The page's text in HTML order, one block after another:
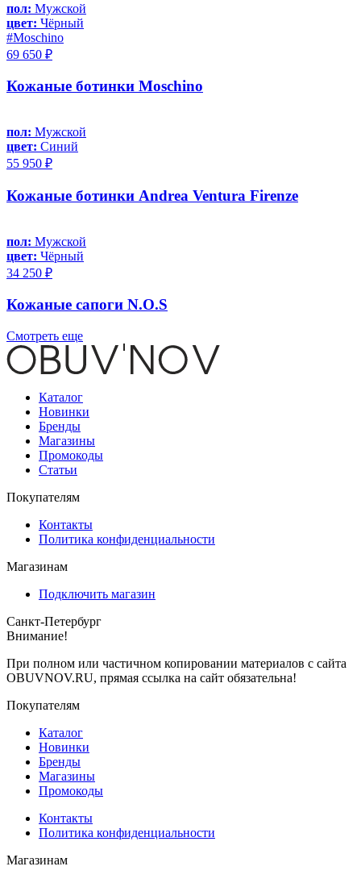
пол: Мужской
цвет: Чёрный
#Moschino
69 650 ₽
Кожаные ботинки Moschino
пол: Мужской
цвет: Синий
55 950 ₽
Кожаные ботинки Andrea Ventura Firenze
пол: Мужской
цвет: Чёрный
34 250 ₽
Кожаные сапоги N.O.S
Смотреть еще
Каталог
Новинки
Бренды
Магазины
Промокоды
Статьи
Покупателям
Контакты
Политика конфиденциальности
Магазинам
Подключить магазин
Санкт-Петербург
Внимание!
При полном или частичном копировании материалов с сайта
OBUVNOV.RU, прямая ссылка на сайт обязательна!
Покупателям
Каталог
Новинки
Бренды
Магазины
Промокоды
Контакты
Политика конфиденциальности
Магазинам